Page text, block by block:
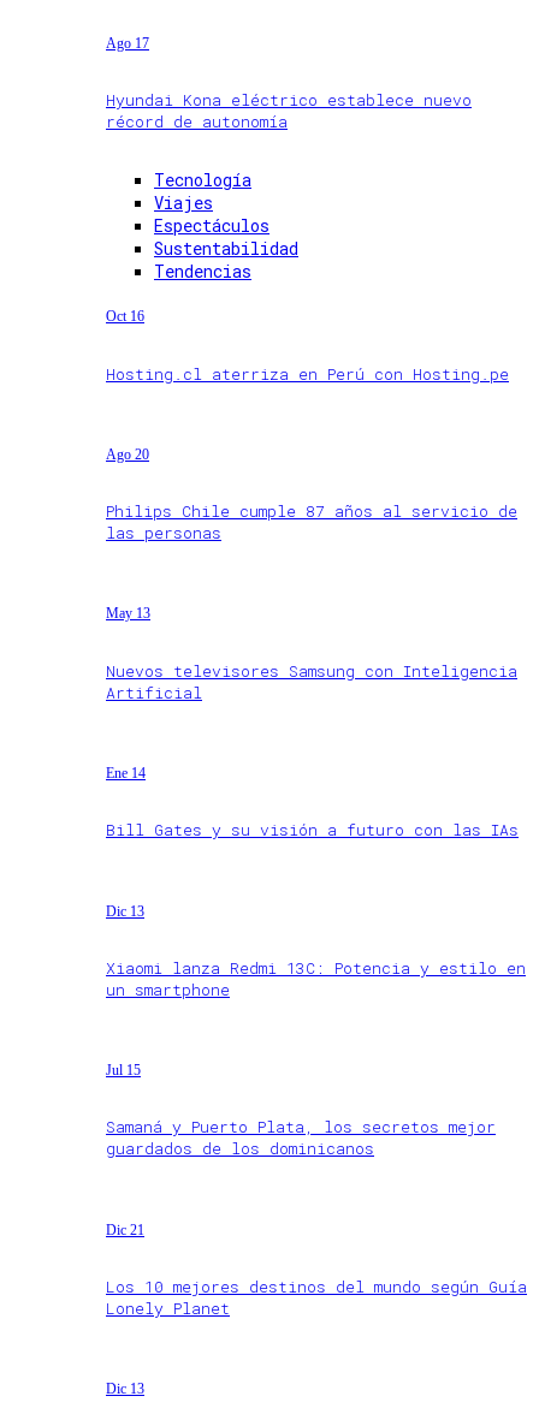
Ago 17
Hyundai Kona eléctrico establece nuevo
récord de autonomía
Tecnología
Viajes
Espectáculos
Sustentabilidad
Tendencias
Oct 16
Hosting.cl aterriza en Perú con Hosting.pe
Ago 20
Philips Chile cumple 87 años al servicio de
las personas
May 13
Nuevos televisores Samsung con Inteligencia
Artificial
Ene 14
Bill Gates y su visión a futuro con las IAs
Dic 13
Xiaomi lanza Redmi 13C: Potencia y estilo en
un smartphone
Jul 15
Samaná y Puerto Plata, los secretos mejor
guardados de los dominicanos
Dic 21
Los 10 mejores destinos del mundo según Guía
Lonely Planet
Dic 13